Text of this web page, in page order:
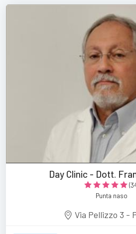
Day Clinic - Dott.
Punta naso
Via Pellizzo 3 -